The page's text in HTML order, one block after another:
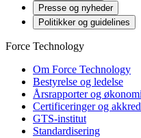
Presse og nyheder
Politikker og guidelines
Force Technology
Om Force Technology
Bestyrelse og ledelse
Årsrapporter og
Certificeringer og
GTS-institut
Standardisering